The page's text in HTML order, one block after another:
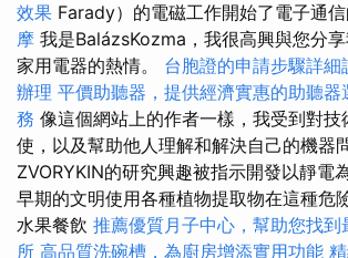
效果 Farady）的電磁工作開始了電子通信
摩 我是BalázsKozma，我很高興與您分
家用電器的熱情。 台胞證的申請步驟詳細
辦理 平價助聽器，提供經濟實惠的助聽器
務 像這個網站上的作者一樣，我受到對技
使，以及幫助他人理解和解決自己的機器
ZVORYKIN的研究興趣被指示開發以靜電
早期的文明使用各種植物提取物在這種危
水果餐飲 推薦優質月子中心，幫助您找到
所 高品質洗碗槽，為廚房增添實用功能